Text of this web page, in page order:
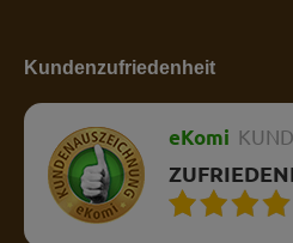
Kundenzufriedenheit
eKomi